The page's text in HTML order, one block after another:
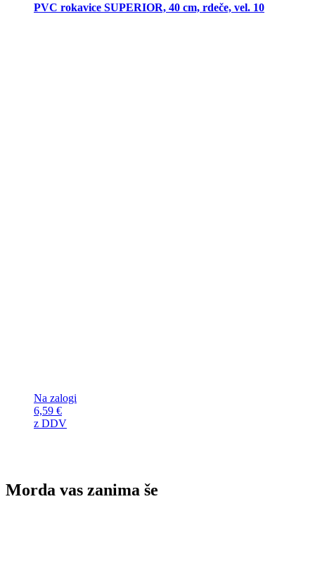
PVC rokavice SUPERIOR, 40 cm, rdeče, vel. 10
Na zalogi
6,59 €
z DDV
Morda vas zanima še